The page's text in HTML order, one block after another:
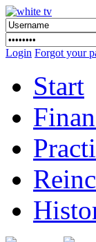
Login Forgot your
Start